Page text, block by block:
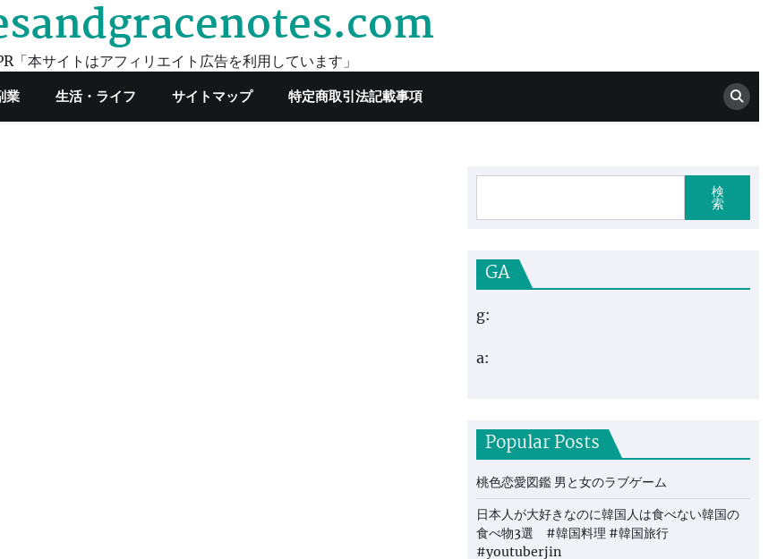
「本サイトはアフィリエイト広告を利用しています」
業 生活・ライフ サイトマップ 特定商取引法記載事項
検
索
GA
g:
a:
Popular Posts
桃色恋愛図鑑 男と女のラブゲーム
日本人が大好きなのに韓国人は食べない韓国の
食べ物3選 #韓国料理 #韓国旅行
#youtuberjin